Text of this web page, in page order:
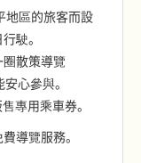
地區的旅客而設
駛。
散策導覽
心參與。
專用乘車券。
導覽服務。